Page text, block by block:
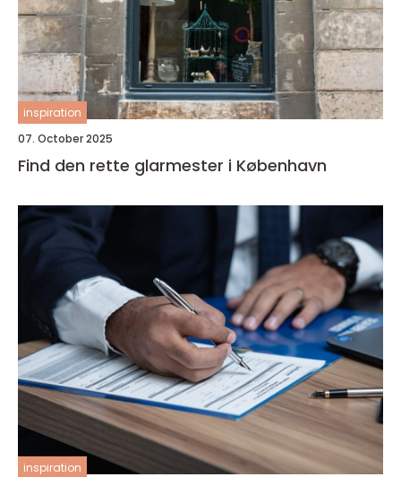
inspiration
07. October 2025
Find den rette glarmester i København
inspiration